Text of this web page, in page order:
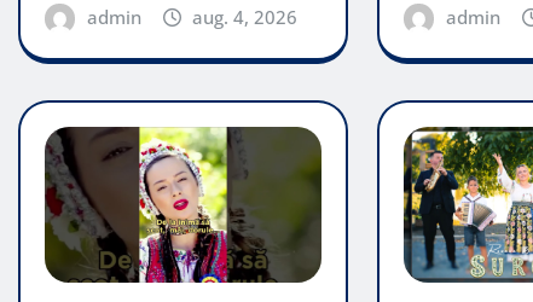
admin aug. 4, 2026 admin